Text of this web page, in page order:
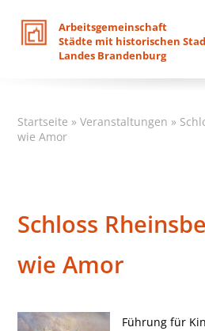
Arbeitsgemeinschaft
Städte mit historischen
Landes Brandenburg
Startseite »Veranstaltungen »
wie Amor
Schloss
wie Amor
Führung für